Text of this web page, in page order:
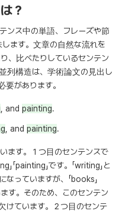
？
ンス中の単語、フレーズや節
ます。文章の自然な流れを
、比べたりしているセンテン
列構造は、学術論文の見出し
があります。
, and painting.
, and painting.
ます。１つ目のセンテンスで
「painting」です。「writing」と
っていますが、「books」
す。そのため、このセンテン
けています。２つ目のセンテ